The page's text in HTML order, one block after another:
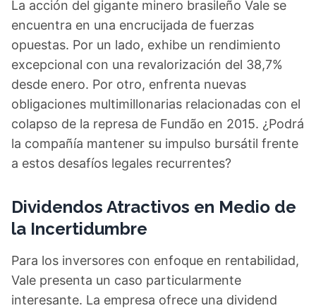
La acción del gigante minero brasileño Vale se
encuentra en una encrucijada de fuerzas
opuestas. Por un lado, exhibe un rendimiento
excepcional con una revalorización del 38,7%
desde enero. Por otro, enfrenta nuevas
obligaciones multimillonarias relacionadas con el
colapso de la represa de Fundão en 2015. ¿Podrá
la compañía mantener su impulso bursátil frente
a estos desafíos legales recurrentes?
Dividendos Atractivos en Medio de
la Incertidumbre
Para los inversores con enfoque en rentabilidad,
Vale presenta un caso particularmente
interesante. La empresa ofrece una dividend